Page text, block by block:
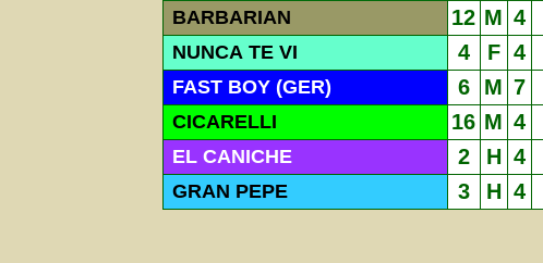
BARBARIAN 12 M 4
NUNCA TE VI 4 F 4
FAST BOY (GER) 6 M 7
CICARELLI 16 M 4
EL CANICHE 2 H 4
GRAN PEPE 3 H 4